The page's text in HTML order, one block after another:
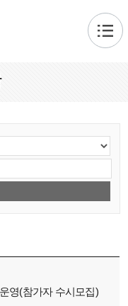
영(참가자 수시모집)